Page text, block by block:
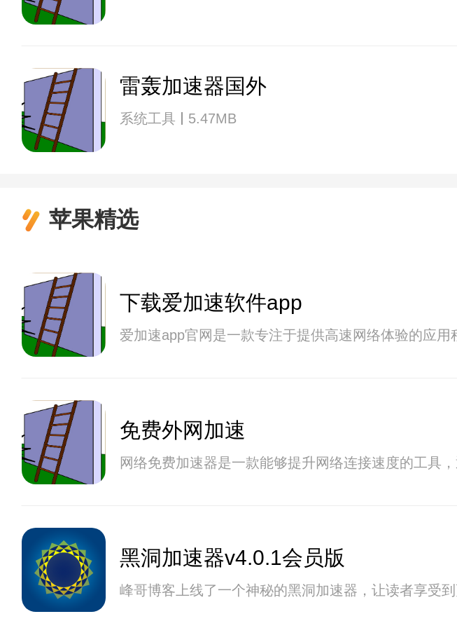
雷轰加速器国外
系统工具 5.47MB
苹果精选
下载爱加速软件app
爱加速app官网是一款专注于提供高速网络体验的应
免费外网加速
网络免费加速器是一款能够提升网络连接速度的工具
黑洞加速器v4.0.1会员版
峰哥博客上线了一个神秘的黑洞加速器，让读者享受到